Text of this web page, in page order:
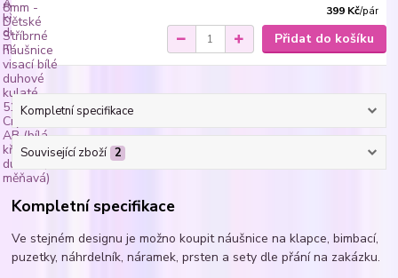
399 Kč/pár
Přidat do košíku
Kompletní specifikace
Související zboží 2
Kompletní specifikace
Ve stejném designu je možno koupit náušnice na klapce, bimbací,
puzetky, náhrdelník, náramek, prsten a sety dle přání na zakázku.